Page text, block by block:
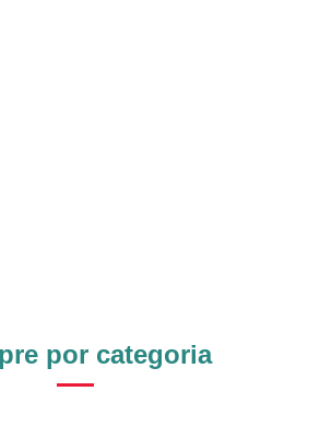
por categoria